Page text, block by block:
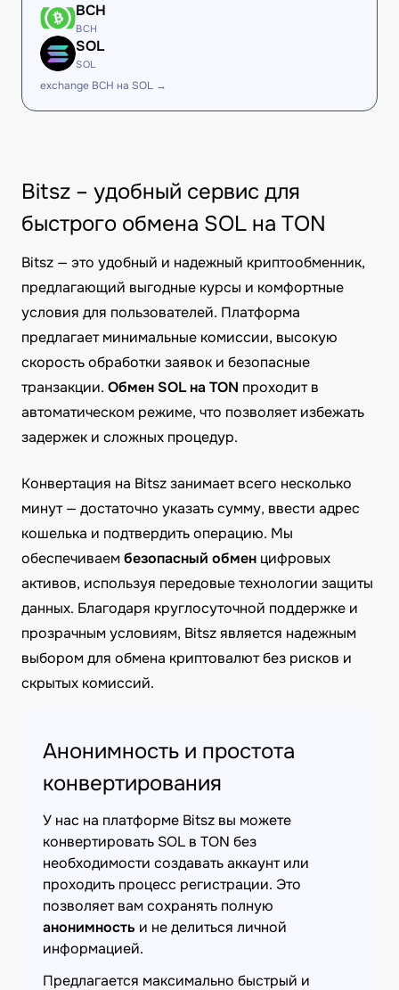
BCH
BCH
SOL
SOL
exchange BCH на SOL →
Bitsz – удобный сервис для
быстрого обмена SOL на TON
Bitsz — это удобный и надежный криптообменник,
предлагающий выгодные курсы и комфортные
условия для пользователей. Платформа
предлагает минимальные комиссии, высокую
скорость обработки заявок и безопасные
транзакции. Обмен SOL на TON проходит в
автоматическом режиме, что позволяет избежать
задержек и сложных процедур.
Конвертация на Bitsz занимает всего несколько
минут — достаточно указать сумму, ввести адрес
кошелька и подтвердить операцию. Мы
обеспечиваембезопасный обмен цифровых
активов, используя передовые технологии защиты
данных. Благодаря круглосуточной поддержке и
прозрачным условиям, Bitsz является надежным
выбором для обмена криптовалют без рисков и
скрытых комиссий.
Анонимность и простота
конвертирования
У нас на платформе Bitsz вы можете
конвертировать SOL в TON без
необходимости создавать аккаунт или
проходить процесс регистрации. Это
позволяет вам сохранять полную
анонимность и не делиться личной
информацией.
Предлагается максимально быстрый и